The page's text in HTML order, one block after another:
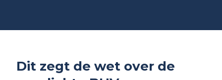
Dit zegt de wet over de